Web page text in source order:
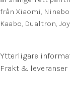
från Xiaomi,
Kaabo, Dualtron,
Ytterligare
Frakt & leveranser